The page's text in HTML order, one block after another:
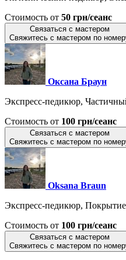
Стоимость от 50 грн/сеанс
Связаться с мастером
Свяжитесь с мастером по
Оксана Браун
Экспресс-педикюр,
Стоимость от 100 грн/сеанс
Связаться с мастером
Свяжитесь с мастером по
Oksana Braun
Экспресс-педикюр,
Стоимость от 100 грн/сеанс
Связаться с мастером
Свяжитесь с мастером по